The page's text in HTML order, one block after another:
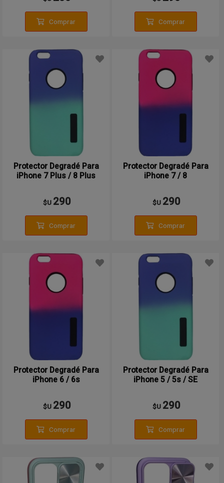
Comprar Comprar
Protector Degradé Para
iPhone 7 Plus / 8 Plus
$U 290
Comprar
Protector Degradé Para
iPhone 7 / 8
$U 290
Comprar
Protector Degradé Para
iPhone 6 / 6s
$U 290
Comprar
Protector Degradé Para
iPhone 5 / 5s / SE
$U 290
Comprar